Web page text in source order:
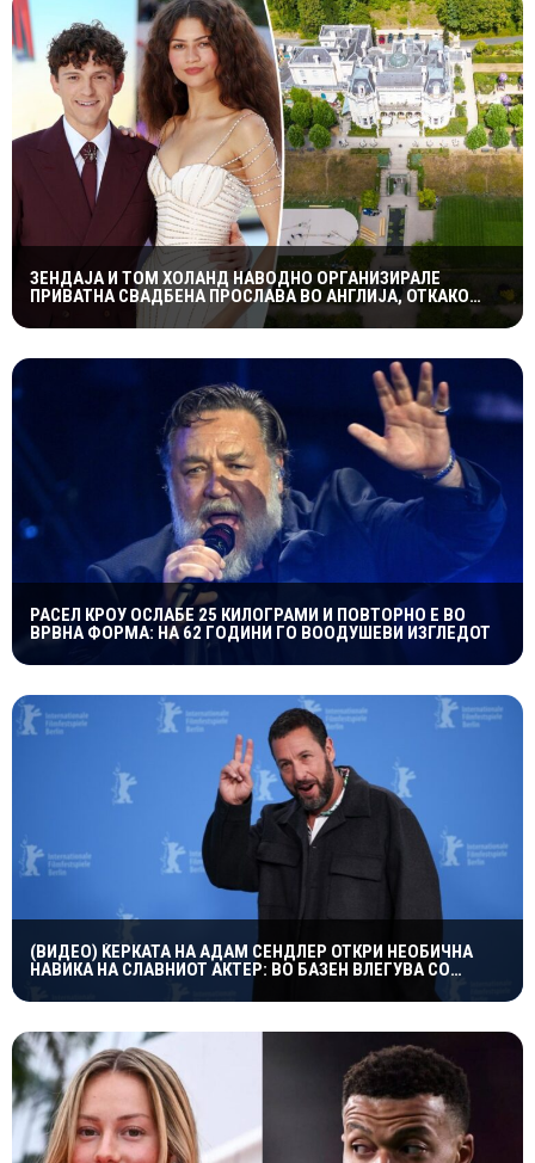
ЗЕНДАЈА И ТОМ ХОЛАНД НАВОДНО ОРГАНИЗИРАЛЕ
ПРИВАТНА СВАДБЕНА ПРОСЛАВА ВО АНГЛИЈА, ОТКАКО
ТАЈНО СЕ ВЕНЧАЛЕ
РАСЕЛ КРОУ ОСЛАБЕ 25 КИЛОГРАМИ И ПОВТОРНО Е ВО
ВРВНА ФОРМА: НА 62 ГОДИНИ ГО ВООДУШЕВИ ИЗГЛЕДОТ
(ВИДЕО) ЌЕРКАТА НА АДАМ СЕНДЛЕР ОТКРИ НЕОБИЧНА
НАВИКА НА СЛАВНИОТ АКТЕР: ВО БАЗЕН ВЛЕГУВА СО